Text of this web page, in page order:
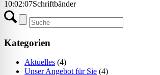
10:02:07Schriftbänder
Kategorien
Aktuelles (4)
Unser Angebot für Sie (4)